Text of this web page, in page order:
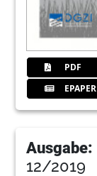
PDF
EPAPER
Ausgabe:
12/2019